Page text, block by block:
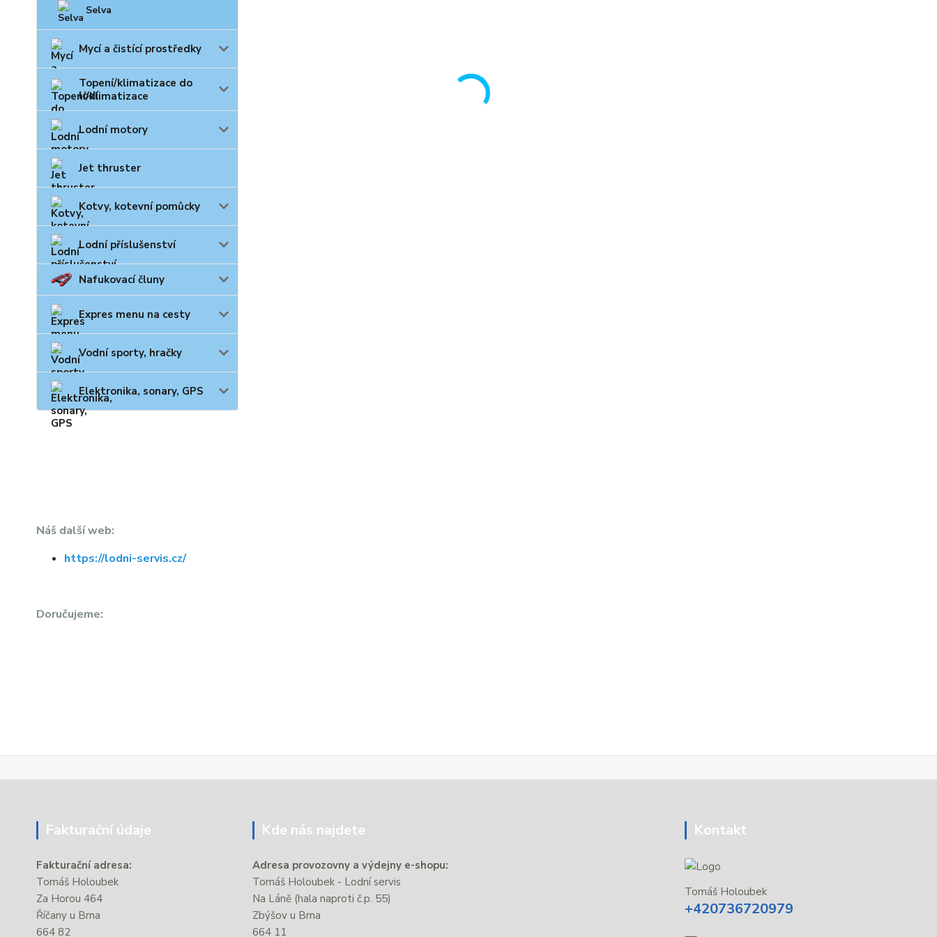
Selva
Mycí a čistící prostředky
Topení/klimatizace do
lodí
Lodní motory
Jet thruster
Kotvy, kotevní pomůcky
Lodní příslušenství
Nafukovací čluny
Expres menu na cesty
Vodní sporty, hračky
Elektronika, sonary, GPS
Náš další web:
https://lodni-servis.cz/
Doručujeme:
Fakturační údaje
Fakturační adresa:
Tomáš Holoubek
Za Horou 464
Říčany u Brna
664 82
Kde nás najdete
Adresa provozovny a výdejny e-shopu:
Tomáš Holoubek - Lodní servis
Na Láně (hala naproti č.p. 55)
Zbýšov u Brna
664 11
Kontakt
Tomáš Holoubek
+420736720979